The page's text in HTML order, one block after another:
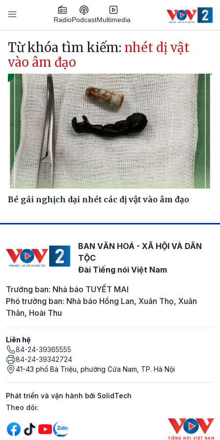
Nhảy đến nội dung
RadioPodcastMultimedia
Main navigation
Từ khóa tìm kiếm: nhét dị vật
vào âm đạo
Bé gái nghịch dại nhét các dị vật vào âm đạo
BAN VĂN HOÁ - XÃ HỘI VÀ DÂN
TỘC
Đài Tiếng nói Việt Nam
Trưởng ban: Nhà báo TUYẾT MAI
Phó trưởng ban: Nhà báo Hồng Lan, Xuân Thọ, Xuân
Thân, Hoài Thu
Liên hệ
84-24-39365555
84-24-39342724
41-43 phố Bà Triệu, phường Cửa Nam, TP. Hà Nội
Phát triển và vận hành bởi SolidTech
Mạng xã hội
Theo dõi: